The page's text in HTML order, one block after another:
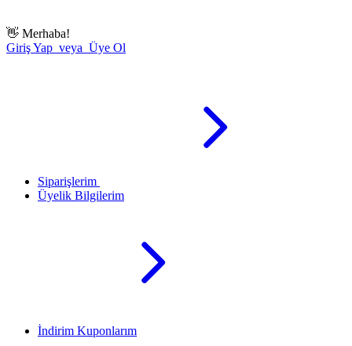
👋 Merhaba!
Giriş Yap veya Üye Ol
Siparişlerim
Üyelik Bilgilerim
İndirim Kuponlarım